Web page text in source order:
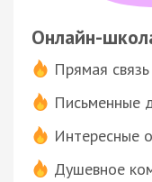
Онлайн-
Прямая
Письменные
Интересные
Душевное